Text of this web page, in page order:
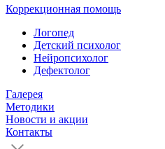
Коррекционная помощь
Логопед
Детский психолог
Нейропсихолог
Дефектолог
Галерея
Методики
Новости и акции
Контакты